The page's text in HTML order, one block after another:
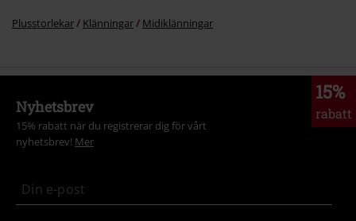
Plusstorlekar Klänningar Midiklänningar
15%
rabatt
Nyhetsbrev
15% rabatt när du registrerar dig för vårt
nyhetsbrev! Mer